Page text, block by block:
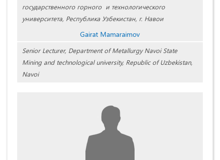
государственного горного и технологического
университета, Республика Узбекистан, г. Навои
Gairat Mamaraimov
Senior Lecturer, Department of Metallurgy Navoi State
Mining and technological university, Republic of Uzbekistan,
Navoi